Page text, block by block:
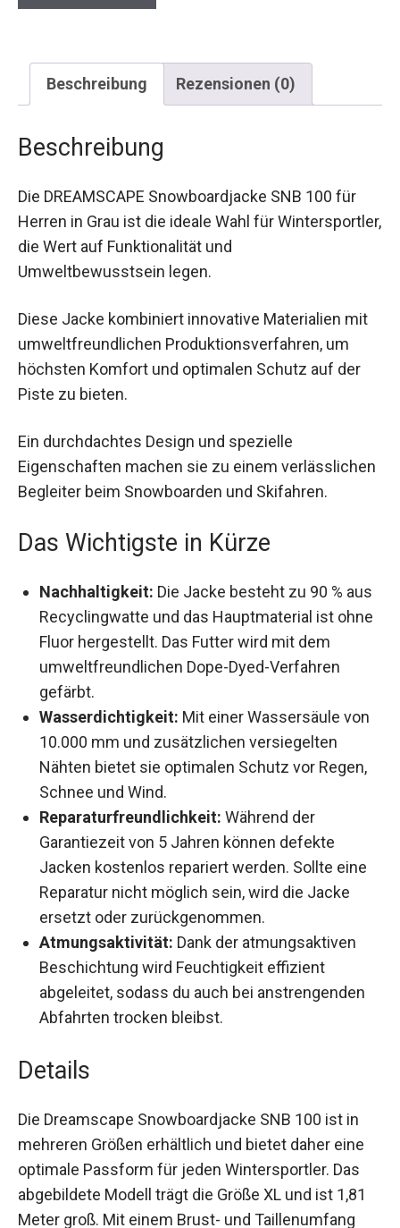
Beschreibung Rezensionen (0)
Beschreibung
Herren in Grau ist die ideale Wahl für
Wintersportler, die Wert auf Funktionalität und
Umweltbewusstsein legen.
umweltfreundlichen Produktionsverfahren, um
höchsten Komfort und optimalen Schutz auf der
Piste zu bieten.
Eigenschaften machen sie zu einem
verlässlichen Begleiter beim Snowboarden und
Skifahren.
Das Wichtigste in Kürze
Nachhaltigkeit: Die Jacke besteht zu 90 %
aus Recyclingwatte und das Hauptmaterial ist
ohne Fluor hergestellt. Das Futter wird mit
dem umweltfreundlichen Dope-Dyed-
Verfahren gefärbt.
Wasserdichtigkeit: Mit einer Wassersäule
von 10.000 mm und zusätzlichen versiegelten
Nähten bietet sie optimalen Schutz vor Regen,
Schnee und Wind.
Reparaturfreundlichkeit: Während der
Garantiezeit von 5 Jahren können defekte
Jacken kostenlos repariert werden. Sollte eine
Reparatur nicht möglich sein, wird die Jacke
ersetzt oder zurückgenommen.
Atmungsaktivität: Dank der atmungsaktiven
Beschichtung wird Feuchtigkeit effizient
abgeleitet, sodass du auch bei anstrengenden
Abfahrten trocken bleibst.
Details
Die Dreamscape Snowboardjacke SNB 100 ist in
mehreren Größen erhältlich und bietet daher eine
optimale Passform für jeden Wintersportler. Das
abgebildete Modell trägt die Größe XL und ist 1,81